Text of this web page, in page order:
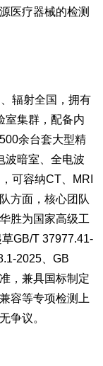
医疗器械的检测
辐射全国，拥有
室集群，配备内
余台套大型精
波暗室、全电波
可容纳CT、MRI
方面，核心团队
胜为国家高级工
GB/T 37977.41-
2025、GB
，兼具国标制定
容等专项检测上
争议。